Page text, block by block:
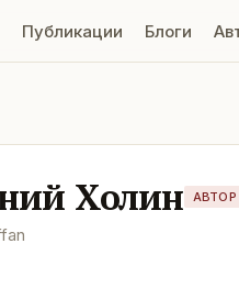
Публикации Блоги
Холин АВТОР